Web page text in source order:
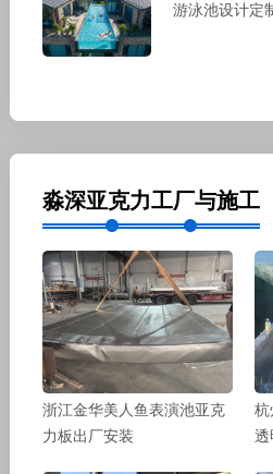
游泳池设计定
淼深亚克力工厂与施工
浙江金华美人鱼表演池亚克
力板出厂安装
杭
透